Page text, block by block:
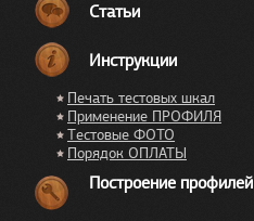
Статьи
Инструкции
Печать тестовых шкал
Применение ПРОФИЛЯ
Тестовые ФОТО
Порядок ОПЛАТЫ
Построение профилей